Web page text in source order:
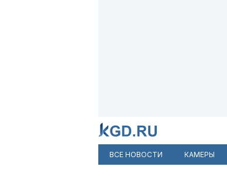
ВСЕ НОВОСТИ КАМЕРЫ